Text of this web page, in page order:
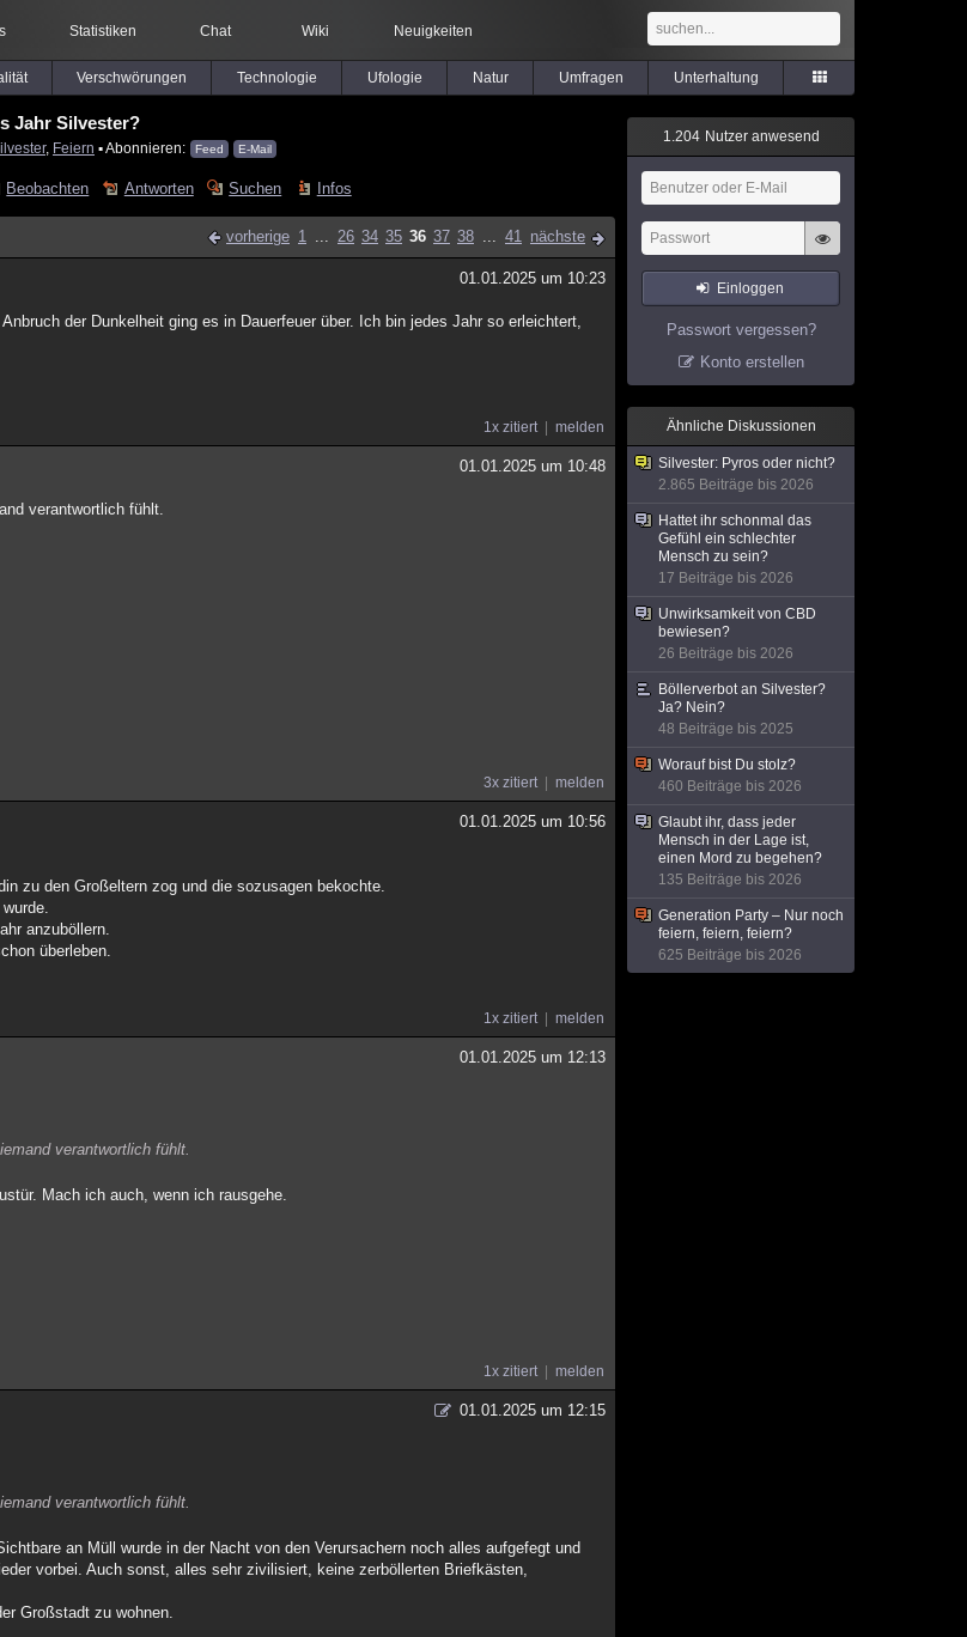
Statistiken Chat Wiki Neuigkeiten
Verschwörungen Technologie Ufologie Natur Umfragen Unterhaltung
Jahr Silvester?
, Feiern ▪ Abonnieren: Feed E-Mail
Beobachten Antworten Suchen Infos
vorherige 1 ... 26 34 35 36 37 38 ... 41 nächste
01.01.2025 um 10:23
der Dunkelheit ging es in Dauerfeuer über. Ich bin jedes Jahr so erleichtert,
1x zitiert melden
01.01.2025 um 10:48
verantwortlich fühlt.
3x zitiert melden
01.01.2025 um 10:56
zu den Großeltern zog und die sozusagen bekochte.
anzuböllern.
überleben.
1x zitiert melden
01.01.2025 um 12:13
verantwortlich fühlt.
Mach ich auch, wenn ich rausgehe.
1x zitiert melden
01.01.2025 um 12:15
verantwortlich fühlt.
an Müll wurde in der Nacht von den Verursachern noch alles aufgefegt und
vorbei. Auch sonst, alles sehr zivilisiert, keine zerböllerten Briefkästen,
Großstadt zu wohnen.
1.204 Nutzer anwesend
Einloggen
Passwort vergessen?
Konto erstellen
Ähnliche Diskussionen
Silvester: Pyros oder nicht?
2.865 Beiträge bis 2026
Hattet ihr schonmal das
Gefühl ein schlechter
Mensch zu sein?
17 Beiträge bis 2026
Unwirksamkeit von CBD
bewiesen?
26 Beiträge bis 2026
Böllerverbot an Silvester?
Ja? Nein?
48 Beiträge bis 2025
Worauf bist Du stolz?
460 Beiträge bis 2026
Glaubt ihr, dass jeder
Mensch in der Lage ist,
einen Mord zu begehen?
135 Beiträge bis 2026
Generation Party – Nur noch
feiern, feiern, feiern?
625 Beiträge bis 2026